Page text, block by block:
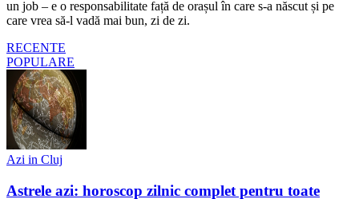
un job – e o responsabilitate față de orașul în care s-a născut și pe
care vrea să-l vadă mai bun, zi de zi.
RECENTE
POPULARE
Azi in Cluj
Astrele azi: horoscop zilnic complet pentru toate